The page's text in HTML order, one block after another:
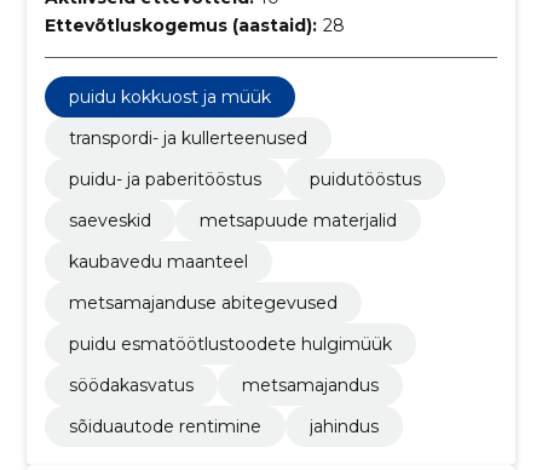
Ettevõtluskogemus (aastaid): 28
puidu kokkuost ja müük
transpordi- ja kullerteenused
puidu- ja paberitööstus
puidutööstus
saeveskid
metsapuude materjalid
kaubavedu maanteel
metsamajanduse abitegevused
puidu esmatöötlustoodete hulgimüük
söödakasvatus
metsamajandus
sõiduautode rentimine
jahindus